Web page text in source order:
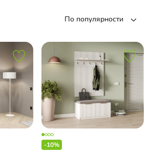
По популярности
-10%